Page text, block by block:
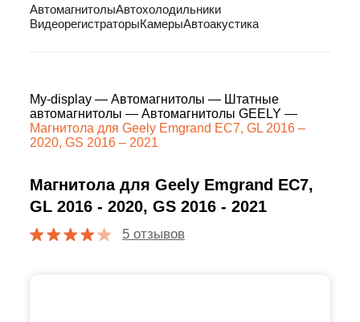
АвтомагнитолыАвтохолодильники
ВидеорегистраторыКамерыАвтоакустика
My-display — Автомагнитолы — Штатные
автомагнитолы — Автомагнитолы GEELY —
Магнитола для Geely Emgrand EC7, GL 2016 –
2020, GS 2016 – 2021
Магнитола для Geely Emgrand EC7,
GL 2016 - 2020, GS 2016 - 2021
5 отзывов